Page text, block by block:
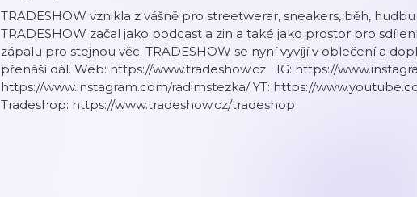
TRADESHOW vznikla z vášně pro streetwerar, sneakers, běh,
TRADESHOW začal jako podcast a zin a také jako prostor pro
zápalu pro stejnou věc. TRADESHOW se nyní vyvíjí v oblečení a
přenáší dál. Web: https://www.tradeshow.cz IG: https://
https://www.instagram.com/radimstezka/ YT: https://
Tradeshop: https://www.tradeshow.cz/tradeshop